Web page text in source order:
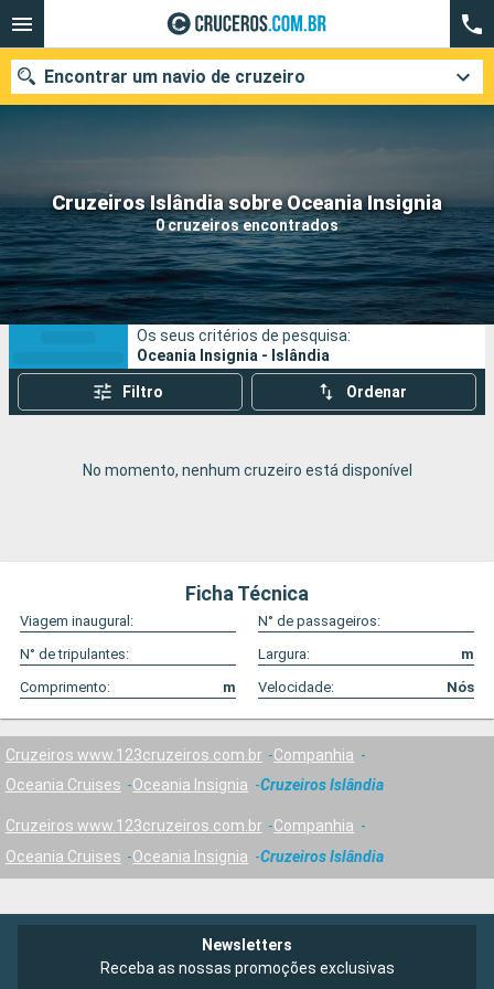
Cruzeiros Islândia sobre Oceania Insignia
0 cruzeiros encontrados
Encontrar um navio de cruzeiro
Quando ir?
Data de partida
Cidades Companhias
Pesquisar
Os seus critérios de pesquisa:
Oceania Insignia - Islândia
Filtro Ordenar
No momento, nenhum cruzeiro está disponível
Ficha Técnica
Viagem inaugural:
N° de passageiros:
N° de tripulantes:
Largura:
m
Comprimento:
m Velocidade: Nós
Cruzeiros www.123cruzeiros.com.br
Companhia
Oceania Cruises
Oceania Insignia Cruzeiros Islândia
Cruzeiros www.123cruzeiros.com.br
Companhia
Oceania Cruises
Oceania Insignia Cruzeiros Islândia
Newsletters
Receba as nossas promoções exclusivas